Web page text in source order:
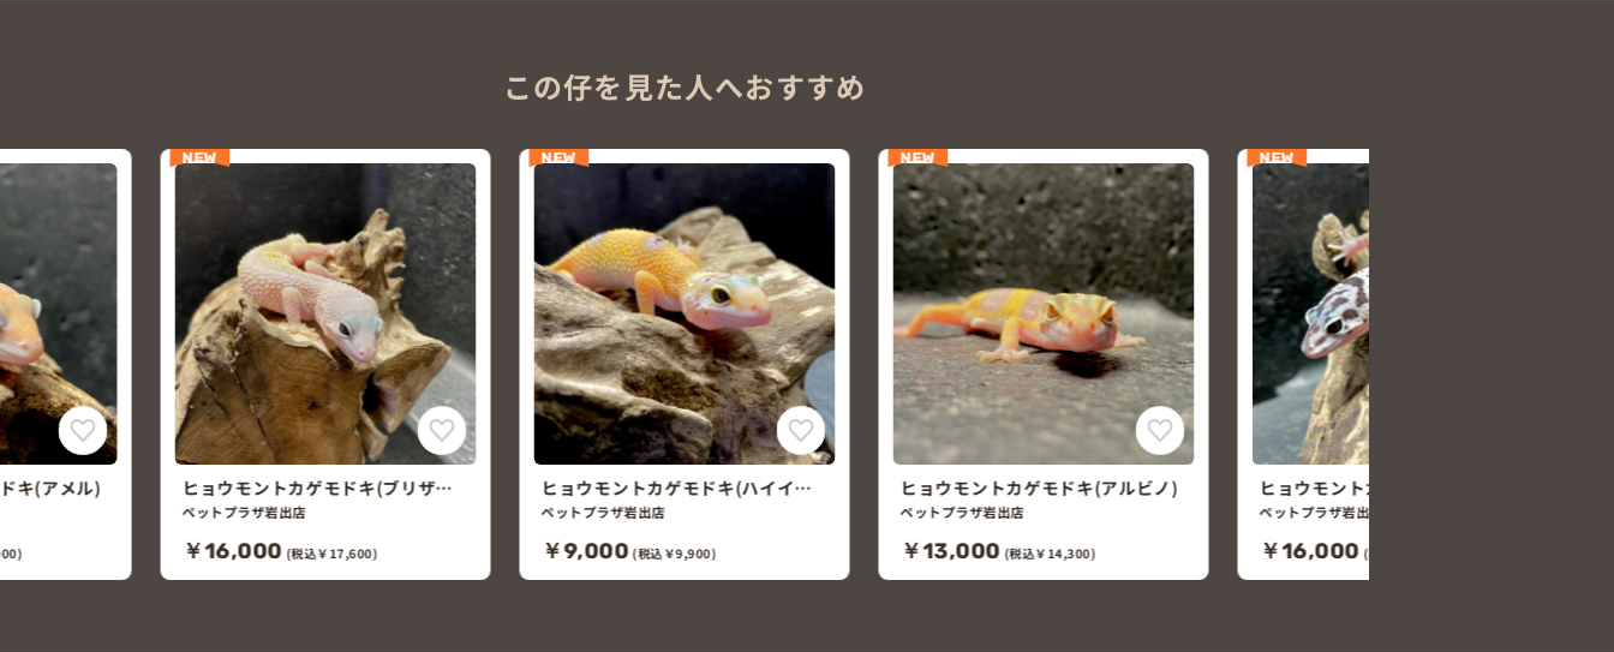
この仔を見た人へおすすめ
キ(ブリザー
NEW
ヒョウモントカゲモドキ(ハイイエ
ロー)
ペットプラザ岩出店
￥9,000 (税込￥9,900)
NEW
ヒョウモントカゲモドキ(アルビノ)
ペットプラザ岩出店
￥13,000 (税込￥14,300)
NEW
ヒョウモントカゲモドキ(マックス
ノー)
ペットプラザ岩出店
￥16,000 (税込￥17,600)
ニシアフリカトカゲモドキ(アメル)
ペットプラザ岩出店
￥20,000